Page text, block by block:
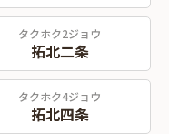
タクホク2ジョウ
拓北二条
タクホク4ジョウ
拓北四条